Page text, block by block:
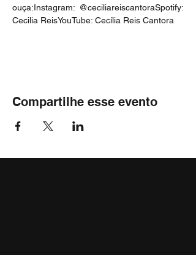
ouça:Instagram: @ceciliareiscantoraSpotify:
Cecilia ReisYouTube: Cecília Reis Cantora
Compartilhe esse evento